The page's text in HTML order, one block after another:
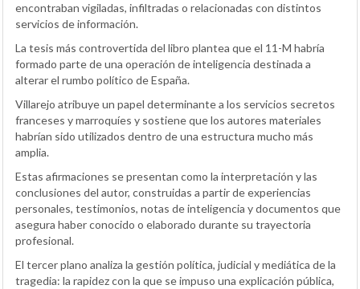
encontraban vigiladas, infiltradas o relacionadas con distintos
servicios de información.
La tesis más controvertida del libro plantea que el 11-M habría
formado parte de una operación de inteligencia destinada a
alterar el rumbo político de España.
Villarejo atribuye un papel determinante a los servicios secretos
franceses y marroquíes y sostiene que los autores materiales
habrían sido utilizados dentro de una estructura mucho más
amplia.
Estas afirmaciones se presentan como la interpretación y las
conclusiones del autor, construidas a partir de experiencias
personales, testimonios, notas de inteligencia y documentos que
asegura haber conocido o elaborado durante su trayectoria
profesional.
El tercer plano analiza la gestión política, judicial y mediática de la
tragedia: la rapidez con la que se impuso una explicación pública,